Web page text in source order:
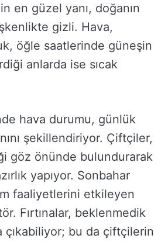
en güzel yanı, doğanın
gizli. Hava,
öğle saatlerinde güneşin
anlarda ise sıcak
hava durumu, günlük
şekillendiriyor. Çiftçiler,
göz önünde bulundurarak
yapıyor. Sonbahar
faaliyetlerini etkileyen
Fırtınalar, beklenmedik
çıkabiliyor; bu da çiftçilerin